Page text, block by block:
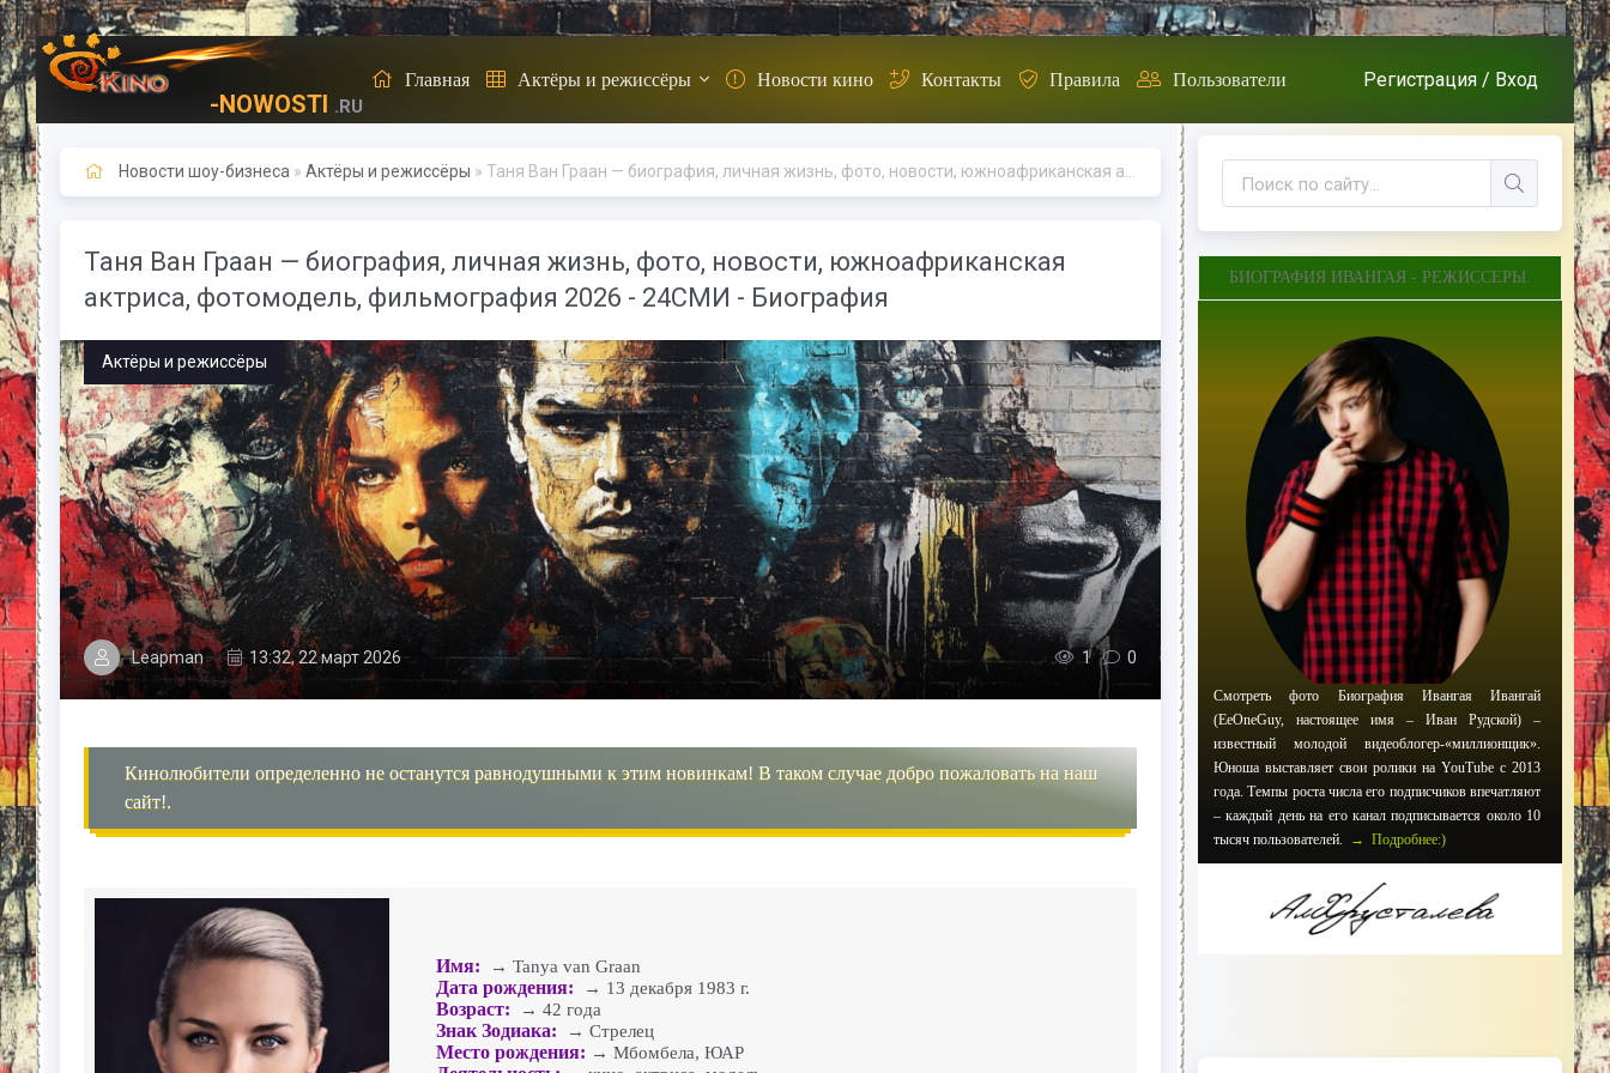
-NOWOSTI .RU
Главная Актёры и режиссёры Новости кино Контакты Правила Пользователи Регистрация / Вход
Новости шоу-бизнеса » Актёры и режиссёры » Таня Ван Граан — биография, личная жизнь, фото, новости, южноафриканская актриса, фотомодель, фильмография 2026 - 24СМИ - Биография
Таня Ван Граан — биография, личная жизнь, фото, новости, южноафриканская
актриса, фотомодель, фильмография 2026 - 24СМИ - Биография
Актёры и режиссёры
Leapman 13:32, 22 март 2026 1 0
Кинолюбители определенно не останутся равнодушными к этим новинкам! В таком случае добро пожаловать на наш
сайт!.
Имя: → Tanya van Graan
Дата рождения: → 13 декабря 1983 г.
Возраст: → 42 года
Знак Зодиака: → Стрелец
Место рождения: → Мбомбела, ЮАР
БИОГРАФИЯ ИВАНГАЯ - РЕЖИССЕРЫ.
Смотреть фото Биография Ивангая Ивангай
(EeOneGuy, настоящее имя – Иван Рудской) –
известный молодой видеоблогер-«миллионщик».
Юноша выставляет свои ролики на YouTube с 2013
года. Темпы роста числа его подписчиков впечатляют
– каждый день на его канал подписывается около 10
тысяч пользователей.
→ Подробнее:)